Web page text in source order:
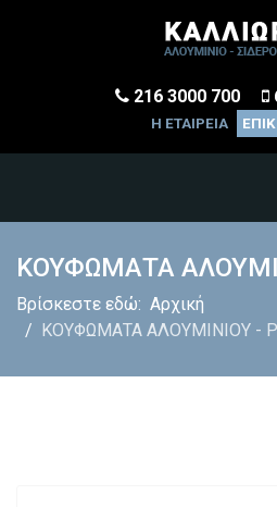
216 3000 700
Η ΕΤΑΙΡΕΙΑ
ΚΟΥΦΩΜΑΤΑ
Βρίσκεστε εδώ: Αρχική
ΚΟΥΦΩΜΑΤΑ ΑΛΟΥΜΙΝΙΟΥ -